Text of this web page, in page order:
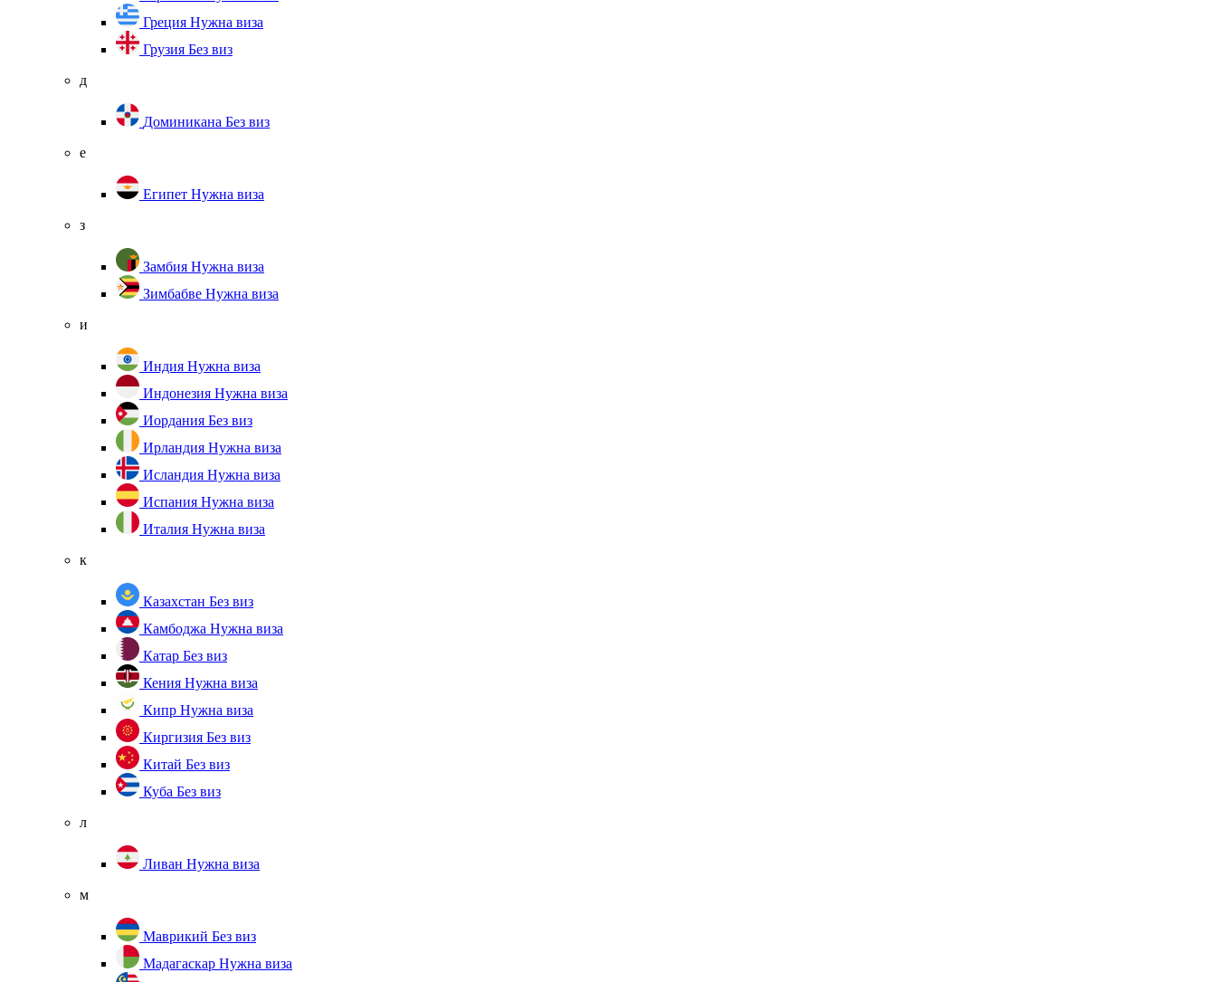
Греция Нужна виза
Грузия Без виз
д
Доминикана Без виз
е
Египет Нужна виза
з
Замбия Нужна виза
Зимбабве Нужна виза
и
Индия Нужна виза
Индонезия Нужна виза
Иордания Без виз
Ирландия Нужна виза
Исландия Нужна виза
Испания Нужна виза
Италия Нужна виза
к
Казахстан Без виз
Камбоджа Нужна виза
Катар Без виз
Кения Нужна виза
Кипр Нужна виза
Киргизия Без виз
Китай Без виз
Куба Без виз
л
Ливан Нужна виза
м
Маврикий Без виз
Мадагаскар Нужна виза